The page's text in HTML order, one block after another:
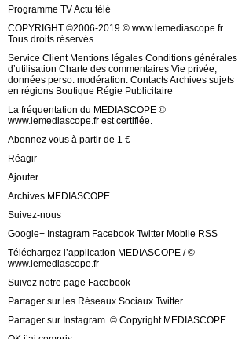
Programme TV Actu télé
COPYRIGHT ©2006-2019 © www.lemediascope.fr
Tous droits réservés
Service Client Mentions légales Conditions générales
d’utilisation Charte des commentaires Vie privée,
données perso. modération. Contacts Archives sujets
en régions Boutique Régie Publicitaire
La fréquentation du MEDIASCOPE ©
www.lemediascope.fr est certifiée.
Abonnez vous à partir de 1 €
Réagir
Ajouter
Archives MEDIASCOPE
Suivez-nous
Google+ Instagram Facebook Twitter Mobile RSS
Téléchargez l’application MEDIASCOPE / ©
www.lemediascope.fr
Suivez notre page Facebook
Partager sur les Réseaux Sociaux Twitter
Partager sur Instagram. © Copyright MEDIASCOPE